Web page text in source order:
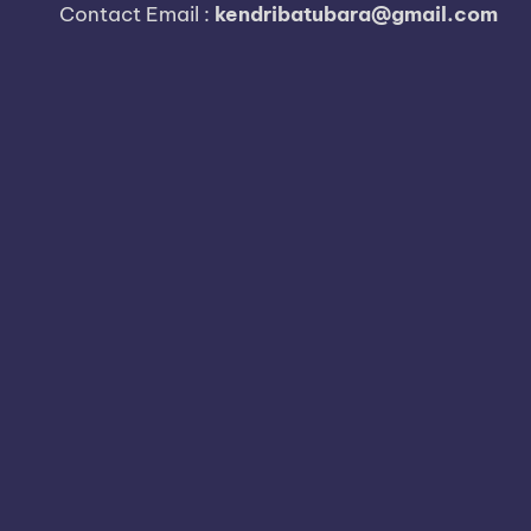
i
Contact Email : kendribatubara@gmail.com